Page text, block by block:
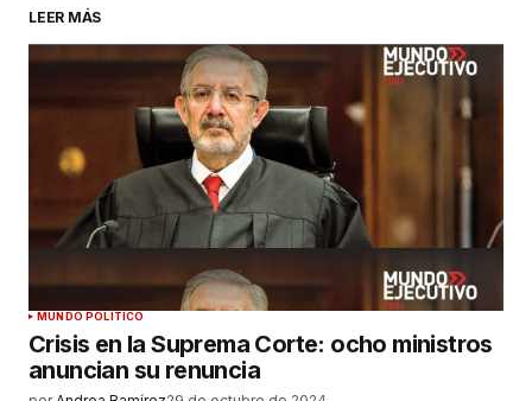
LEER MÁS
MUNDO POLÍTICO
Crisis en la Suprema Corte: ocho ministros
anuncian su renuncia